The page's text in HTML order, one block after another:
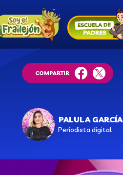
COMPARTIR
facebooktwitter
PALULA GARCÍA
Periodista digital